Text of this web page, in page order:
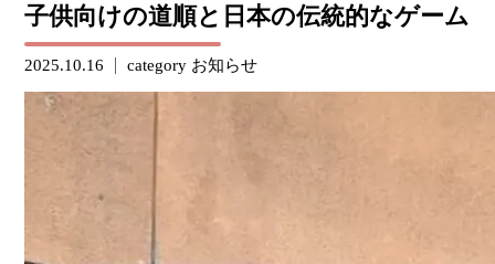
子供向けの道順と日本の伝統的なゲーム
2025.10.16 category お知らせ